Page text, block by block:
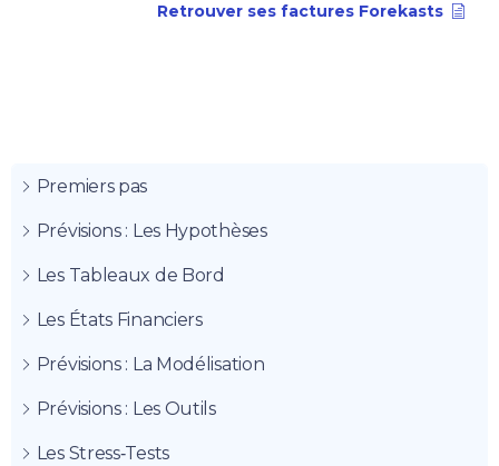
Premiers pas
Prévisions : Les Hypothèses
Les Tableaux de Bord
Les États Financiers
Prévisions : La Modélisation
Prévisions : Les Outils
Les Stress‑Tests
Retrouver ses factures Forekasts